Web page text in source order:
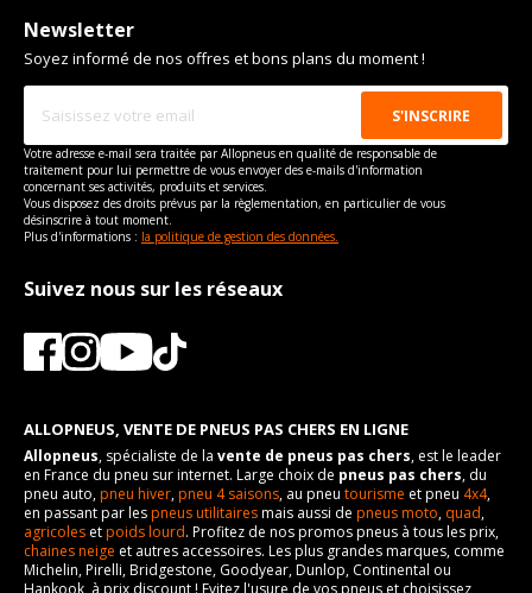
Newsletter
Soyez informé de nos offres et bons plans du moment !
Votre adresse e-mail sera traitée par Allopneus en qualité de responsable de
traitement pour lui permettre de vous envoyer des e-mails d'information
concernant ses activités, produits et services.
Vous disposez des droits prévus par la règlementation, en particulier de vous
désinscrire à tout moment.
Plus d'informations : la politique de gestion des données.
Suivez nous sur les réseaux
ALLOPNEUS, VENTE DE PNEUS PAS CHERS EN LIGNE
Allopneus, spécialiste de la vente de pneus pas chers, est le leader
en France du pneu sur internet. Large choix de pneus pas chers, du
pneu auto,pneu hiver,pneu 4 saisons, au pneu tourisme et pneu 4x4,
en passant par lespneus utilitairesmais aussi de pneus moto, quad,
agricoles etpoids lourd. Profitez de nos promos pneus à tous les prix,
chaines neige et autres accessoires. Les plus grandes marques, comme
Michelin, Pirelli, Bridgestone, Goodyear, Dunlop, Continental ou
Hankook, à prix discount ! Evitez l'usure de vos pneus et choisissez